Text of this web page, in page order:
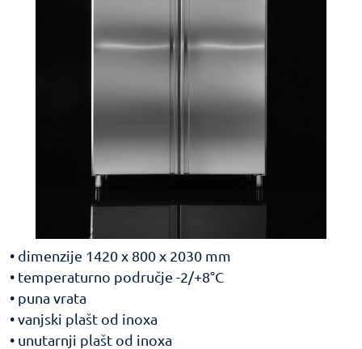
• dimenzije 1420 x 800 x 2030 mm
• temperaturno područje -2/+8°C
• puna vrata
• vanjski plašt od inoxa
• unutarnji plašt od inoxa